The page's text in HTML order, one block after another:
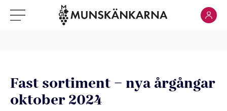
Klicka för meny Klicka
Fast sortiment – nya årgångar
oktober 2024